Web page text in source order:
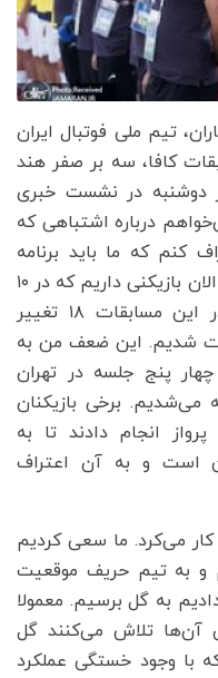
تیم ملی فوتبال ایران
کافا، سه بر صفر هند
دوشنبه در نشست خبری
‌درباره اشتباهی که
کنم که ما باید برنامه
بهتری وارد این مسابقات می‌شدیم. الان بازیکنی داریم که در ۱۰
روز سه بازی انجام داده است. در این مسابقات ۱۸ تغییر
شدیم. این ضعف من به
پنج جلسه در تهران
می‌شدیم. برخی بازیکنان
انجام دادند تا به
است و به آن اعتراف
کار می‌کرد. ما سعی کردیم
و به تیم حریف موقعیت
به گل برسیم. معمولا
تلاش می‌کنند گل
با وجود خستگی عملکرد